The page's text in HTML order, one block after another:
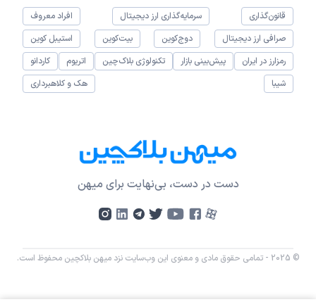
قانون‌گذاری سرمایه‌گذاری ارز دیجیتال
افراد معروف
صرافی ارز دیجیتال
دوج‌کوین بیت‌کوین
استیبل کوین
رمزارز در ایران
پیش‌بینی بازار تکنولوژی بلاک‌چین اتریوم
کاردانو
شیبا
هک و کلاهبرداری
دست در دست، بی‌نهایت برای میهن
© 2025 - تمامی حقوق مادی و معنوی این وب‌سایت نزد میهن بلاکچین محفوظ است.